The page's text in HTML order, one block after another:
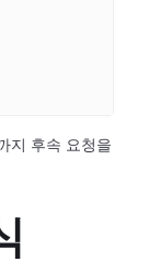
지 후속 요청을